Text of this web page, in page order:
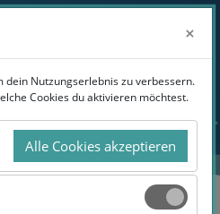
Anmelden
×
dein Nutzungserlebnis zu verbessern.
Cookies du aktivieren möchtest.
Alle Cookies akzeptieren
×
dein Nutzungserlebnis zu verbessern.
Cookies du aktivieren möchtest.
Alle Cookies akzeptieren